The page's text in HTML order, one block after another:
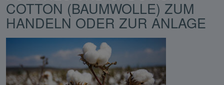
COTTON (BAUMWOLLE) ZUM
HANDELN ODER ZUR ANLAGE